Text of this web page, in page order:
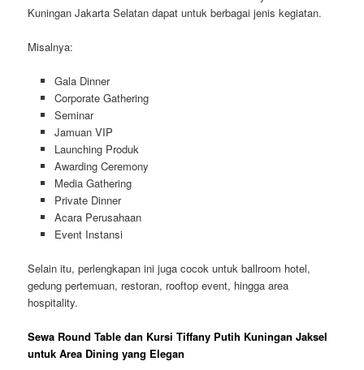
Kuningan Jakarta Selatan dapat untuk berbagai jenis kegiatan.
Misalnya:
Gala Dinner
Corporate Gathering
Seminar
Jamuan VIP
Launching Produk
Awarding Ceremony
Media Gathering
Private Dinner
Acara Perusahaan
Event Instansi
Selain itu, perlengkapan ini juga cocok untuk ballroom hotel,
gedung pertemuan, restoran, rooftop event, hingga area
hospitality.
Sewa Round Table dan Kursi Tiffany Putih Kuningan Jaksel
untuk Area Dining yang Elegan